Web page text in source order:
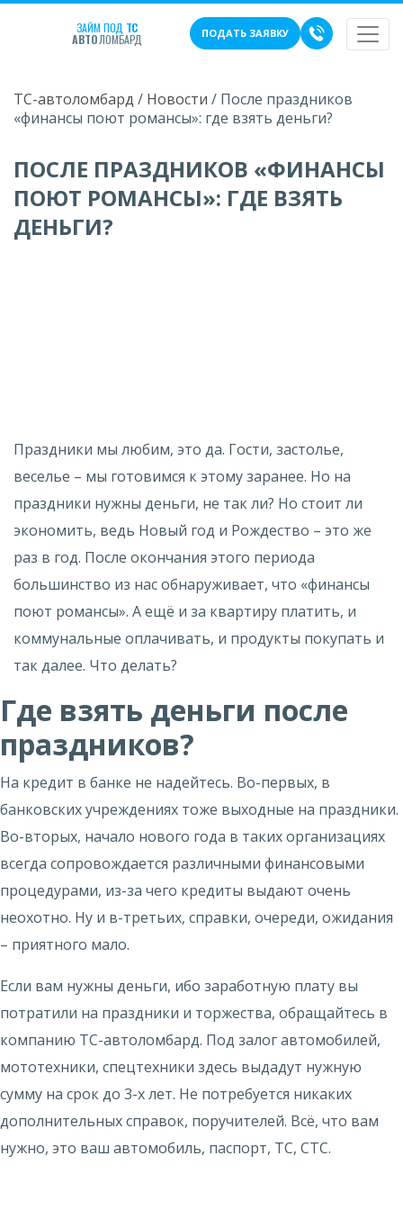
ЗАЙМ ПОД ТС
АВТОЛОМБАРД ПОДАТЬ ЗАЯВКУ
ТС-автоломбард / Новости / После праздников
«финансы поют романсы»: где взять деньги?
ПОСЛЕ ПРАЗДНИКОВ «ФИНАНСЫ
ПОЮТ РОМАНСЫ»: ГДЕ ВЗЯТЬ
ДЕНЬГИ?
Праздники мы любим, это да. Гости, застолье,
веселье – мы готовимся к этому заранее. Но на
праздники нужны деньги, не так ли? Но стоит ли
экономить, ведь Новый год и Рождество – это же
раз в год. После окончания этого периода
большинство из нас обнаруживает, что «финансы
поют романсы». А ещё и за квартиру платить, и
коммунальные оплачивать, и продукты покупать и
так далее. Что делать?
Где взять деньги после
праздников?
На кредит в банке не надейтесь. Во-первых, в
банковских учреждениях тоже выходные на праздники.
Во-вторых, начало нового года в таких организациях
всегда сопровождается различными финансовыми
процедурами, из-за чего кредиты выдают очень
неохотно. Ну и в-третьих, справки, очереди, ожидания
– приятного мало.
Если вам нужны деньги, ибо заработную плату вы
потратили на праздники и торжества, обращайтесь в
компанию ТС-автоломбард. Под залог автомобилей,
мототехники, спецтехники здесь выдадут нужную
сумму на срок до 3-х лет. Не потребуется никаких
дополнительных справок, поручителей. Всё, что вам
нужно, это ваш автомобиль, паспорт, ТС, СТС.